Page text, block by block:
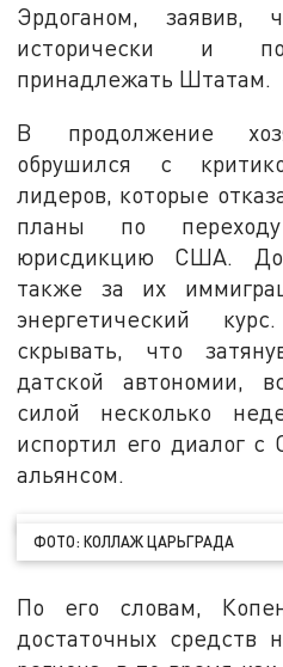
Эрдоганом, заявив,
исторически и
принадлежать Штатам.
В продолжение
обрушился с
лидеров, которые
планы по
юрисдикцию США.
также за их
энергетический
скрывать, что
датской автономии,
силой несколько
испортил его диалог с
альянсом.
ФОТО: КОЛЛАЖ ЦАРЬГРАДА
По его словам,
достаточных средств